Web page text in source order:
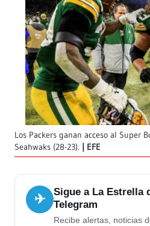
Los Packers ganan acceso al Super
Seahwaks (28-23).
EFE
✈
Sigue a La Estrella
Telegram
Recibe alertas, noticias